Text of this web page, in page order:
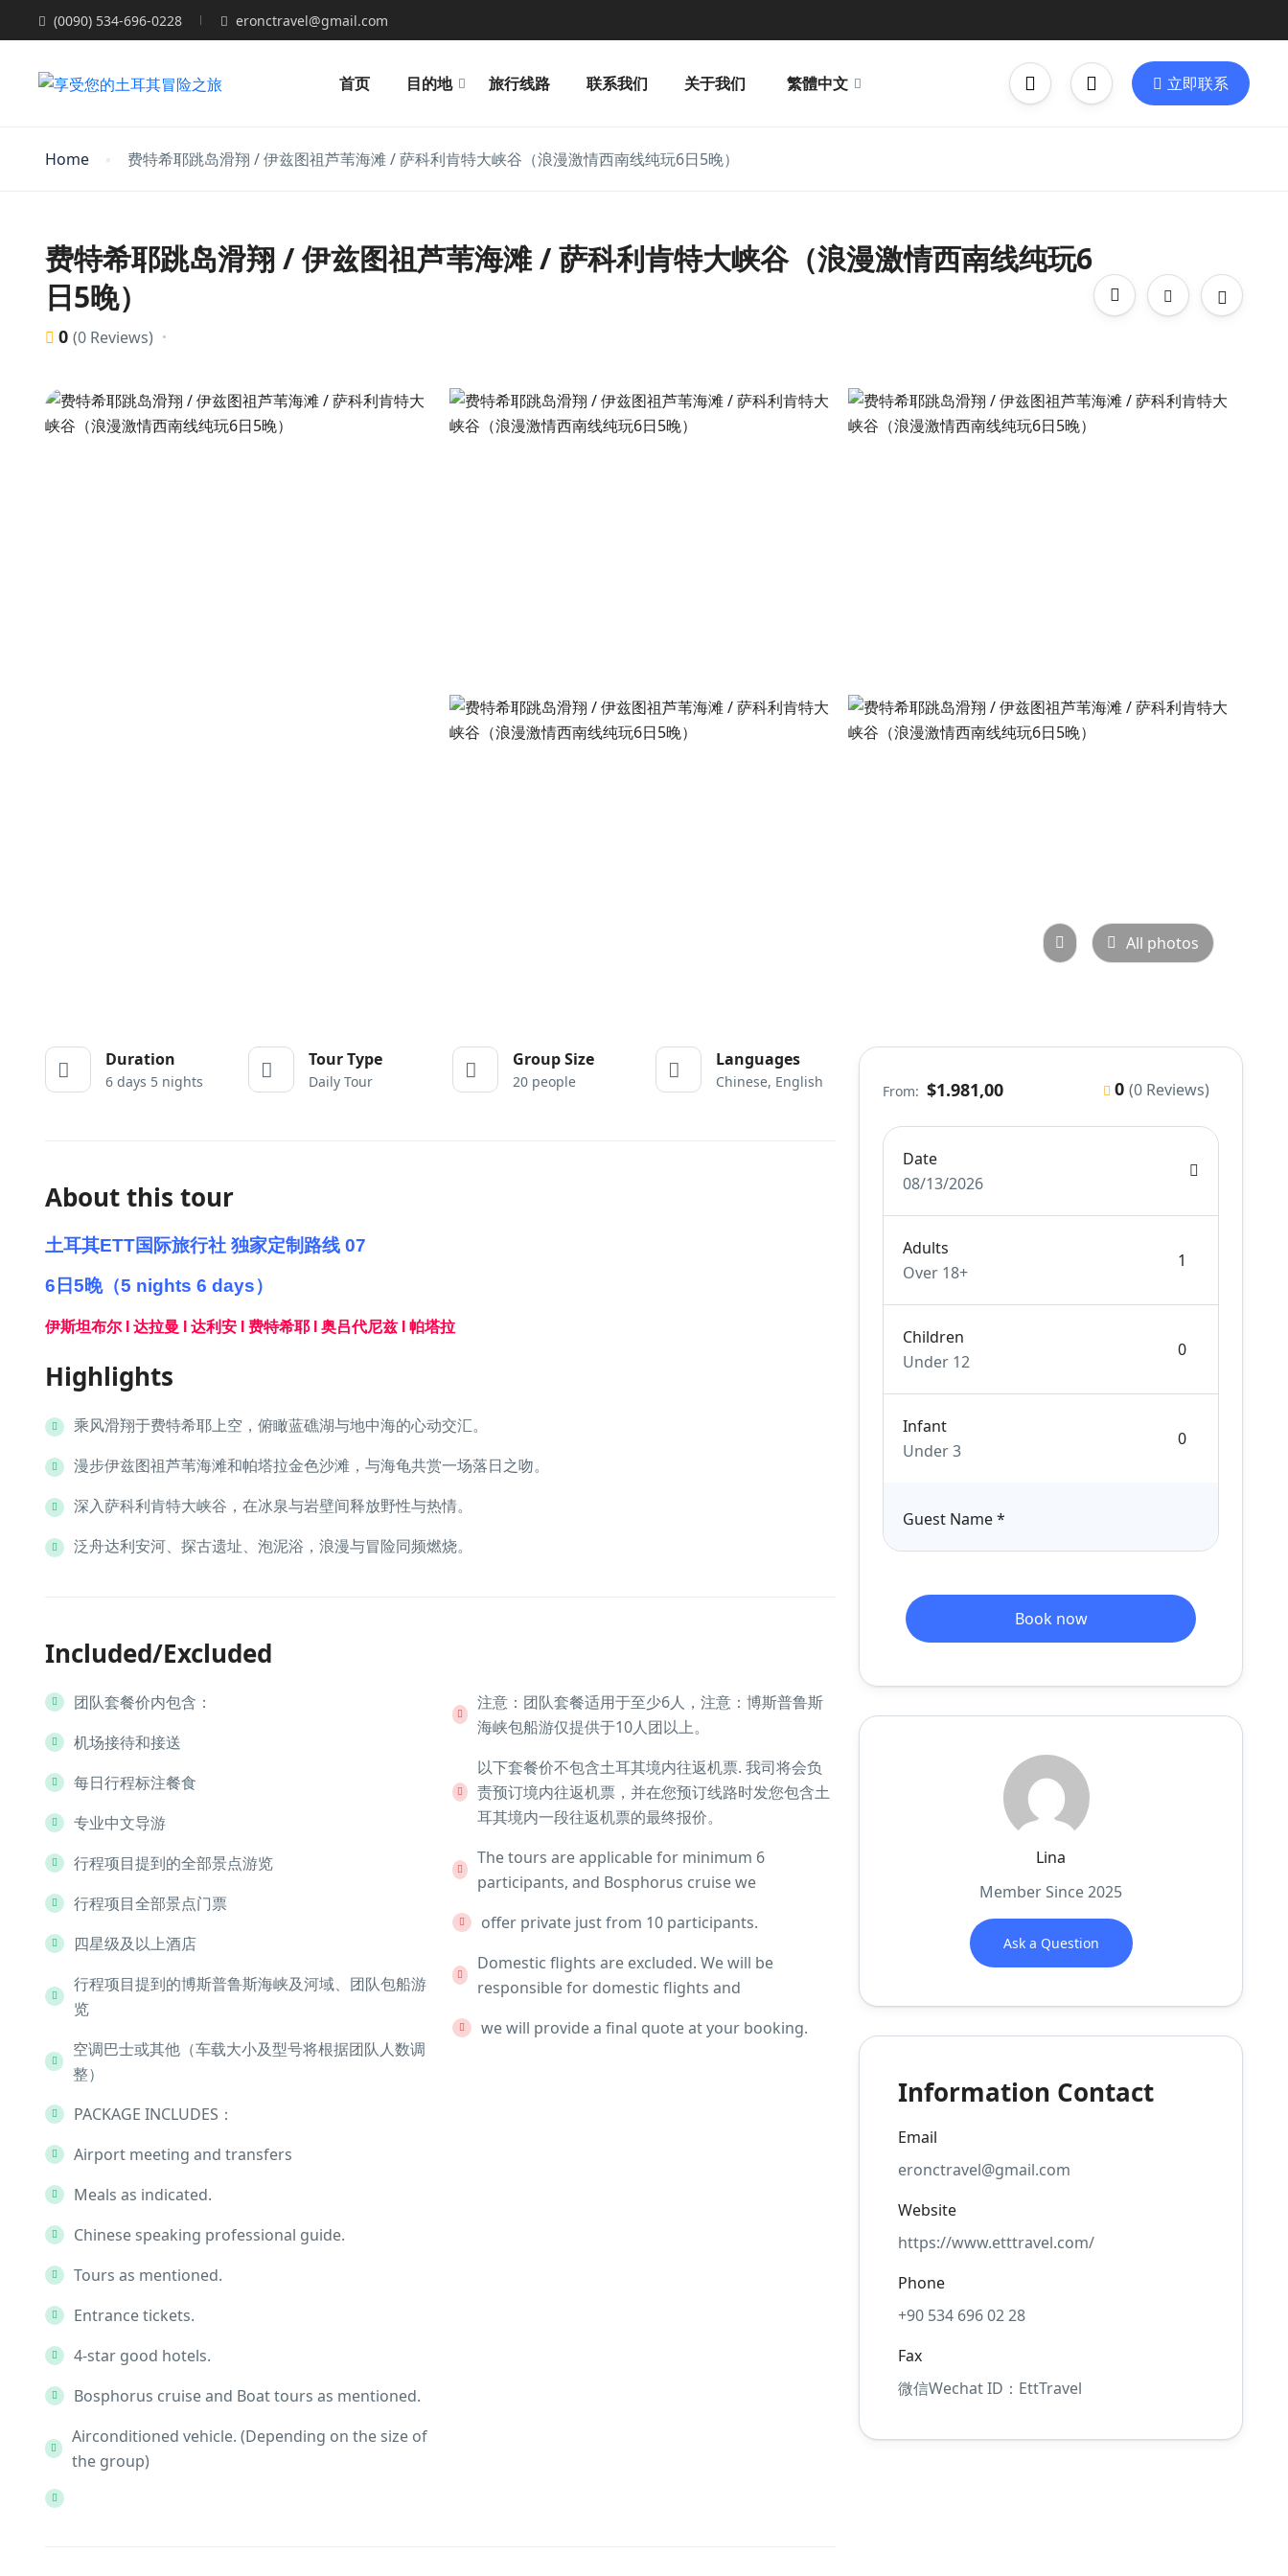
(0090) 534-696-0228 eronctravel@gmail.com
首页 目的地 旅行线路 联系我们 关于我们 繁體中文 立即联系
Home 费特希耶跳岛滑翔 / 伊兹图祖芦苇海滩 / 萨科利肯特大峡谷（浪漫激情西南线纯玩6日5晚）
费特希耶跳岛滑翔 / 伊兹图祖芦苇海滩 / 萨科利肯特大峡谷（浪漫激情西南线纯玩6
日5晚）
0 (0 Reviews)
All photos
Duration
6 days 5 nights
Tour Type
Daily Tour
Group Size
20 people
Languages
Chinese, English
About this tour
土耳其ETT国际旅行社 独家定制路线 07
6日5晚（5 nights 6 days）
伊斯坦布尔 I 达拉曼 I 达利安 I 费特希耶 I 奥吕代尼兹 I 帕塔拉
Highlights
乘风滑翔于费特希耶上空，俯瞰蓝礁湖与地中海的心动交汇。
漫步伊兹图祖芦苇海滩和帕塔拉金色沙滩，与海龟共赏一场落日之吻。
深入萨科利肯特大峡谷，在冰泉与岩壁间释放野性与热情。
泛舟达利安河、探古遗址、泡泥浴，浪漫与冒险同频燃烧。
Included/Excluded
团队套餐价内包含：
机场接待和接送
每日行程标注餐食
专业中文导游
行程项目提到的全部景点游览
行程项目全部景点门票
四星级及以上酒店
行程项目提到的博斯普鲁斯海峡及河域、团队包船游
览
空调巴士或其他（车载大小及型号将根据团队人数调
整）
PACKAGE INCLUDES：
Airport meeting and transfers
Meals as indicated.
Chinese speaking professional guide.
Tours as mentioned.
Entrance tickets.
4-star good hotels.
Bosphorus cruise and Boat tours as mentioned.
Airconditioned vehicle. (Depending on the size of
the group)
注意：团队套餐适用于至少6人，注意：博斯普鲁斯
海峡包船游仅提供于10人团以上。
以下套餐价不包含土耳其境内往返机票. 我司将会负
责预订境内往返机票，并在您预订线路时发您包含土
耳其境内一段往返机票的最终报价。
The tours are applicable for minimum 6
participants, and Bosphorus cruise we
offer private just from 10 participants.
Domestic flights are excluded. We will be
responsible for domestic flights and
we will provide a final quote at your booking.
From: $1.981,00 0 (0 Reviews)
Date
08/13/2026
Adults
Over 18+
Children
Under 12
Infant
Under 3
Guest Name*
Book now
Lina
Member Since 2025
Ask a Question
Information Contact
Email
eronctravel@gmail.com
Website
https://www.etttravel.com/
Phone
+90 534 696 02 28
Fax
微信Wechat ID：EttTravel